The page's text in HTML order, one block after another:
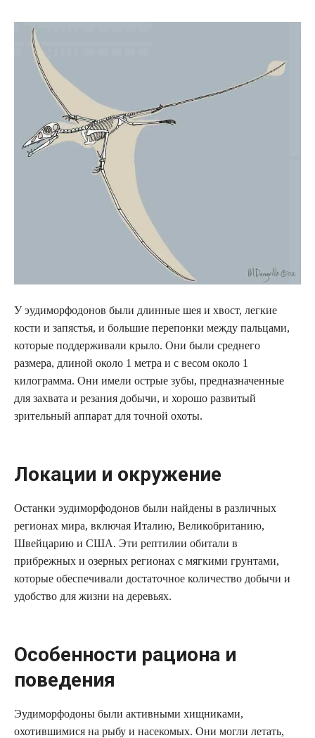
У эудиморфодонов были длинные шея и хвост, легкие
кости и запястья, и большие перепонки между пальцами,
которые поддерживали крыло. Они были среднего
размера, длиной около 1 метра и с весом около 1
килограмма. Они имели острые зубы, предназначенные
для захвата и резания добычи, и хорошо развитый
зрительный аппарат для точной охоты.
Локации и окружение
Останки эудиморфодонов были найдены в различных
регионах мира, включая Италию, Великобританию,
Швейцарию и США. Эти рептилии обитали в
прибрежных и озерных регионах с мягкими грунтами,
которые обеспечивали достаточное количество добычи и
удобство для жизни на деревьях.
Особенности рациона и
поведения
Эудиморфодоны были активными хищниками,
охотившимися на рыбу и насекомых. Они могли летать,